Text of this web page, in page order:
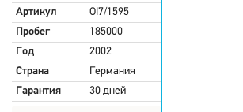
Артикул
OI7/1595
Пробег
185000
Год
2002
Страна
Германия
Гарантия
30 дней